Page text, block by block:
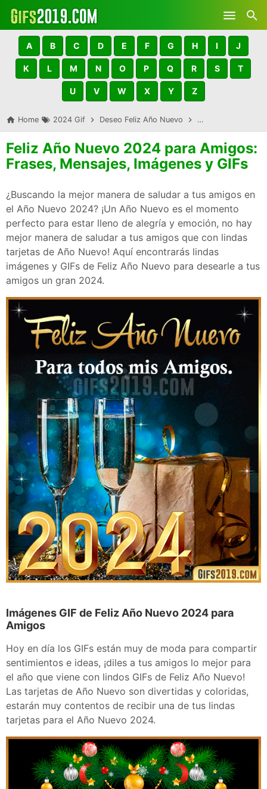
Skip to main content
A B C D E F G H I J
K L M N O P Q R S T
U V W X Y Z
Home 2024 Gif Deseo Feliz Año Nuevo Deseos de Año
Feliz Año Nuevo 2024 para Amigos:
Frases, Mensajes, Imágenes y GIFs
¿Buscando la mejor manera de saludar a tus amigos en
el Año Nuevo 2024? ¡Un Año Nuevo es el momento
perfecto para estar lleno de alegría y emoción, no hay
mejor manera de saludar a tus amigos que con lindas
tarjetas de Año Nuevo! Aquí encontrarás lindas
imágenes y GIFs de Feliz Año Nuevo para desearle a tus
amigos un gran 2024.
Imágenes GIF de Feliz Año Nuevo 2024 para
Amigos
Hoy en día los GIFs están muy de moda para compartir
sentimientos e ideas, ¡diles a tus amigos lo mejor para
el año que viene con lindos GIFs de Feliz Año Nuevo!
Las tarjetas de Año Nuevo son divertidas y coloridas,
estarán muy contentos de recibir una de tus lindas
tarjetas para el Año Nuevo 2024.